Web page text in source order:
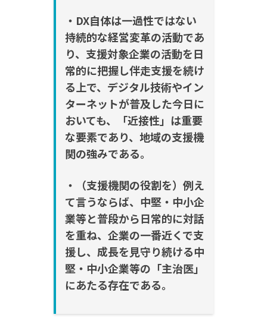
・ DX自体は一過性ではない
持続的な経営変革の活動であ
り、支援対象企業の活動を日
常的に把握し伴走支援を続け
る上で、デジタル技術やイン
ターネットが普及した今日に
おいても、「近接性」は重要
な要素であり、地域の支援機
関の強みである。
・（支援機関の役割を） 例え
て言うならば、中堅・中小企
業等と普段から日常的に対話
を重ね、企業の一番近くで支
援し、成長を見守り続ける中
堅・中小企業等の「主治医」
にあたる存在である。